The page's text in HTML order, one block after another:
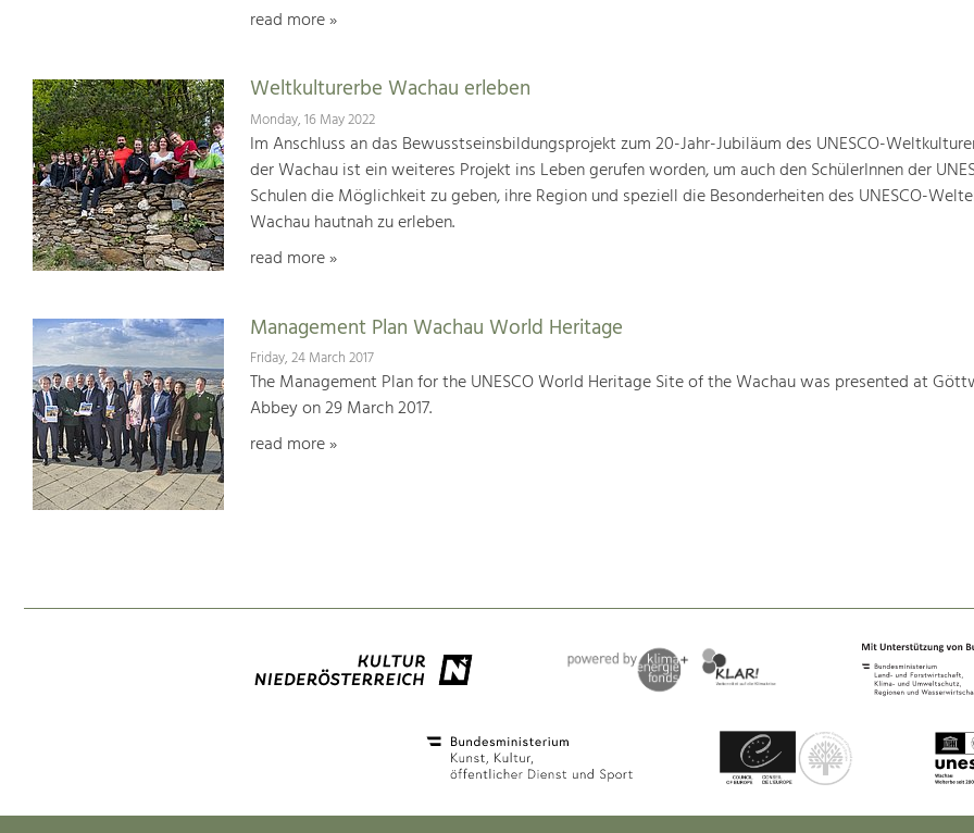
read more »
Weltkulturerbe Wachau erleben
Monday, 16 May 2022
Im Anschluss an das Bewusstseinsbildungsprojekt zum 20-Jahr-Jubiläum des UNESCO-
der Wachau ist ein weiteres Projekt ins Leben gerufen worden, um auch den SchülerInnen der
Schulen die Möglichkeit zu geben, ihre Region und speziell die Besonderheiten des UNESCO-
Wachau hautnah zu erleben.
read more »
Management Plan Wachau World Heritage
Friday, 24 March 2017
The Management Plan for the UNESCO World Heritage Site of the Wachau was presented at
Abbey on 29 March 2017.
read more »